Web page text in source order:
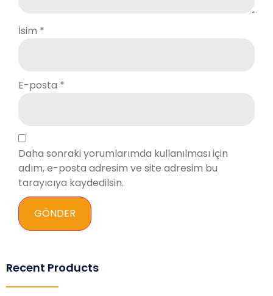
İsim *
E-posta *
Daha sonraki yorumlarımda kullanılması için
adım, e-posta adresim ve site adresim bu
tarayıcıya kaydedilsin.
Recent Products